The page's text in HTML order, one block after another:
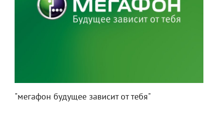
"мегафон будущее зависит от тебя"